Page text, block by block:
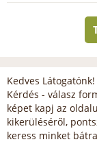
Kedves Látogatónk!
Kérdés - válasz
képet kapj az
kikerüléséről,
keress minket